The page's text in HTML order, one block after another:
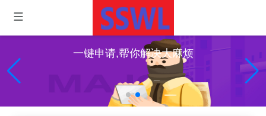
一键申请,帮你解决大麻烦